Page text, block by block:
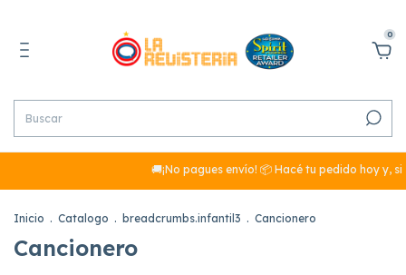
0
🚚¡No pagues envío! 📦 Hacé tu pedido hoy y,
Inicio . Catalogo . breadcrumbs.infantil3 . Cancionero
Cancionero